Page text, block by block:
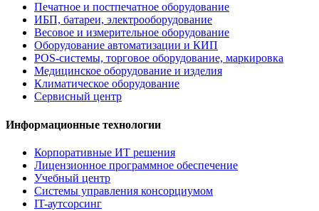
Печатное и постпечатное оборудование
ИБП, батареи, электрооборудование
Весовое и измерительное оборудование
Оборудование автоматизации и КИП
POS-системы, торговое оборудование, маркировка
Медицинское оборудование и изделия
Климатическое оборудование
Сервисный центр
Информационные технологии
Корпоративные ИТ решения
Лицензионное программное обеспечение
Учебный центр
Системы управления консорциумом
IT-аутсорсинг